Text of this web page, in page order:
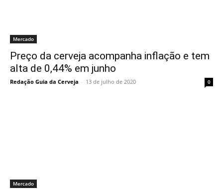
Mercado
Preço da cerveja acompanha inflação e tem
alta de 0,44% em junho
Redação Guia da Cerveja - 13 de julho de 2020 0
Mercado